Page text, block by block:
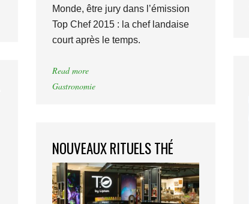
Monde, être jury dans l’émission
Top Chef 2015 : la chef landaise
court après le temps.
Read more
Gastronomie
NOUVEAUX RITUELS THÉ